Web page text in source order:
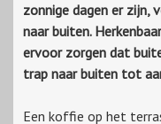
zonnige dagen er
naar buiten.
ervoor zorgen dat
trap naar buiten tot
Een koffie op het